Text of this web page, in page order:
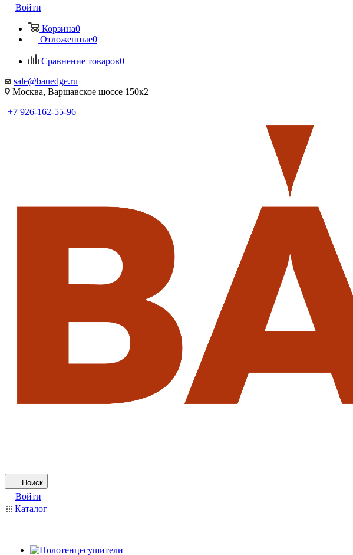
Войти
Корзина0
Отложенные0
Сравнение товаров0
sale@bauedge.ru
Москва, Варшавское шоссе 150к2
+7 926-162-55-96
Поиск
Войти
Каталог